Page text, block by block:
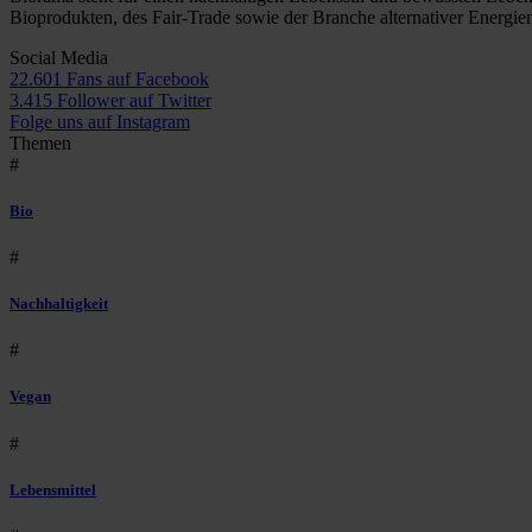
Bioprodukten, des Fair-Trade sowie der Branche alternativer
Social Media
22.601 Fans auf Facebook
3.415 Follower auf Twitter
Folge uns auf Instagram
Themen
#
Bio
#
Nachhaltigkeit
#
Vegan
#
Lebensmittel